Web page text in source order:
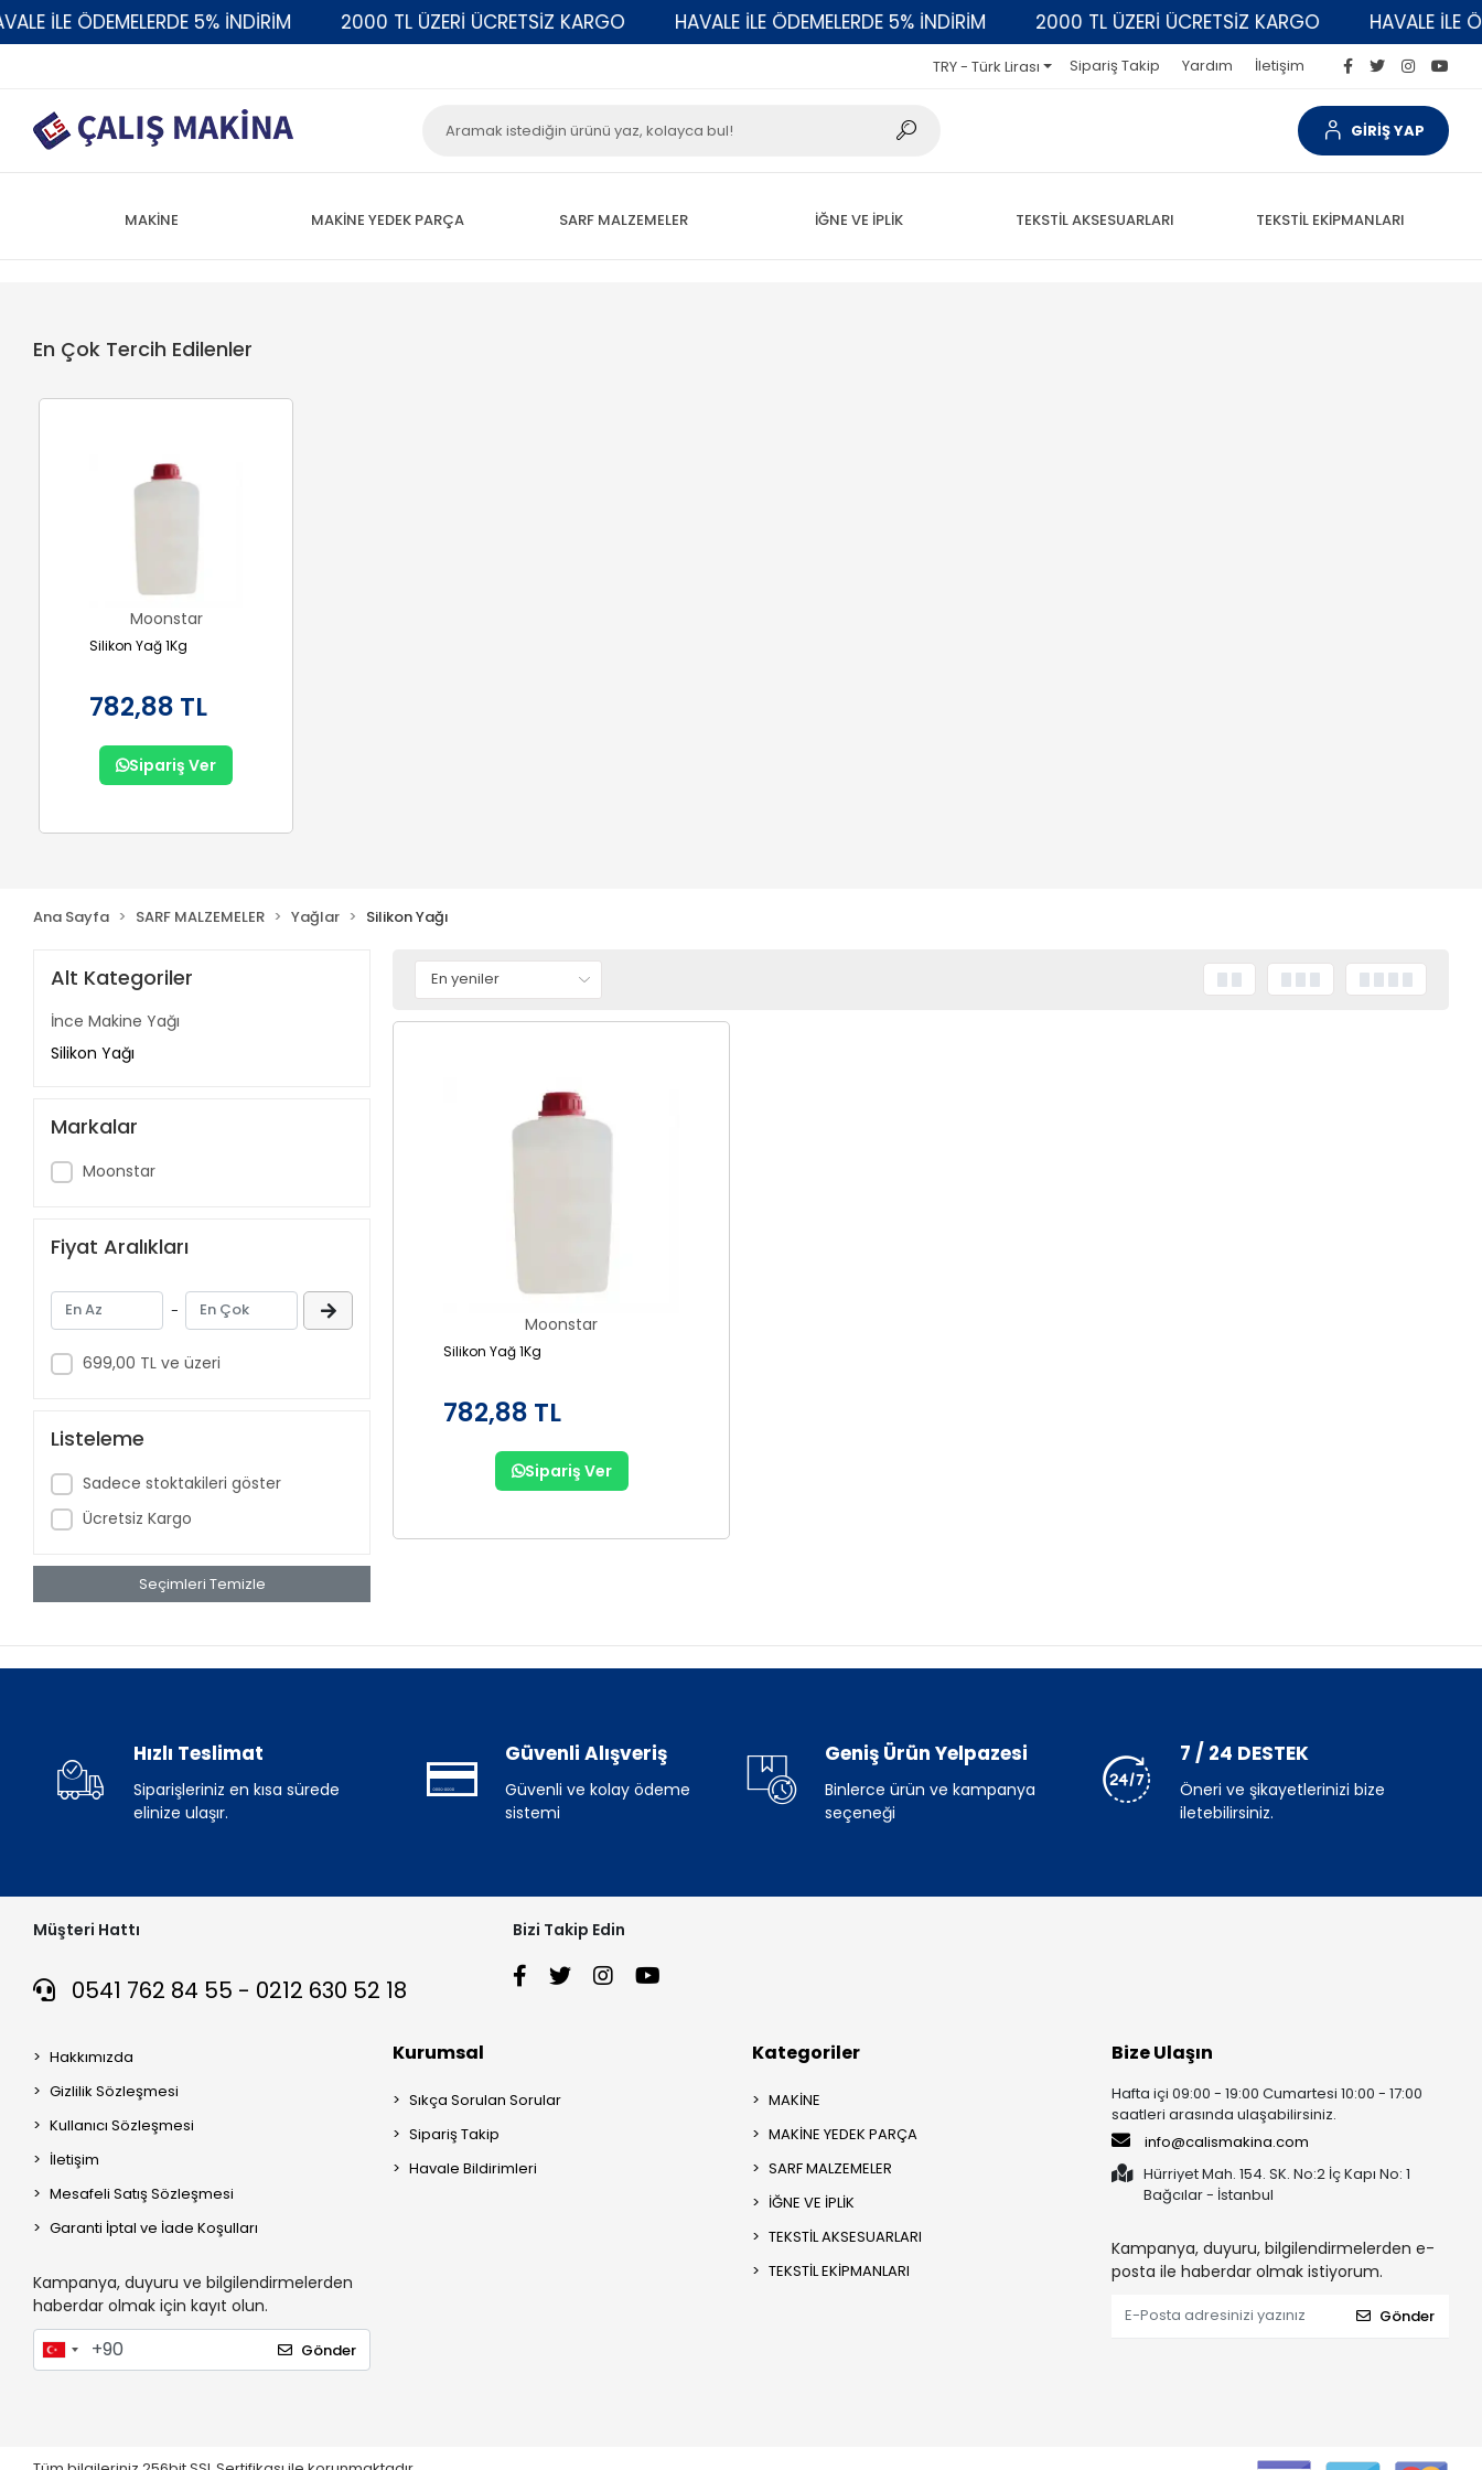
İLE ÖDEMELERDE 5% İNDİRİM 2000 TL ÜZERİ ÜCRETSİZ KARGO HAVALE İLE ÖDEMELERDE 5% İNDİRİM 2000 TL ÜZERİ ÜCRETSİZ KARGO HAVALE İLE
TRY - Türk Lirası Sipariş Takip Yardım İletişim
GİRİŞ YAP
MAKİNE MAKİNE YEDEK PARÇA SARF MALZEMELER İĞNE VE İPLİK TEKSTİL AKSESUARLARI TEKSTİL EKİPMANLARI
En Çok Tercih Edilenler
Moonstar
Silikon Yağ 1Kg
782,88 TL
Sipariş Ver
Ana Sayfa SARF MALZEMELER Yağlar Silikon Yağı
Alt Kategoriler
İnce Makine Yağı
Silikon Yağı
Markalar
Moonstar
Fiyat Aralıkları
-
699,00 TL ve üzeri
Listeleme
Sadece stoktakileri göster
Ücretsiz Kargo
Seçimleri Temizle
Moonstar
Silikon Yağ 1Kg
782,88 TL
Sipariş Ver
Hızlı Teslimat
Siparişleriniz en kısa sürede
elinize ulaşır.
Güvenli Alışveriş
Güvenli ve kolay ödeme
sistemi
Geniş Ürün Yelpazesi
Binlerce ürün ve kampanya
seçeneği
7 / 24 DESTEK
Öneri ve şikayetlerinizi bize
iletebilirsiniz.
Müşteri Hattı
0541 762 84 55 - 0212 630 52 18
Bizi Takip Edin
Hakkımızda
Gizlilik Sözleşmesi
Kullanıcı Sözleşmesi
İletişim
Mesafeli Satış Sözleşmesi
Garanti İptal ve İade Koşulları
Kampanya, duyuru ve bilgilendirmelerden
haberdar olmak için kayıt olun.
Gönder
Kurumsal
Sıkça Sorulan Sorular
Sipariş Takip
Havale Bildirimleri
Kategoriler
MAKİNE
MAKİNE YEDEK PARÇA
SARF MALZEMELER
İĞNE VE İPLİK
TEKSTİL AKSESUARLARI
TEKSTİL EKİPMANLARI
Bize Ulaşın
Hafta içi 09:00 - 19:00 Cumartesi 10:00 - 17:00
saatleri arasında ulaşabilirsiniz.
info@calismakina.com
Hürriyet Mah. 154. SK. No:2 İç Kapı No: 1
Bağcılar - İstanbul
Kampanya, duyuru, bilgilendirmelerden e-
posta ile haberdar olmak istiyorum.
Gönder